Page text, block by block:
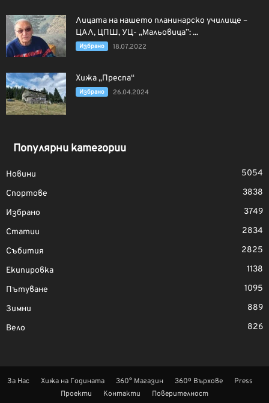
Лицата на нашето планинарско училище –
ЦАЛ, ЦПШ, УЦ- „Мальовица”: ...
Избрано 18.07.2022
Хижа „Преспа“
Избрано 26.04.2024
Популярни категории
Новини
5054
Спортове
3838
Избрано
3749
Статии
2834
Събития
2825
Екипировка
1138
Пътуване
1095
Зимни
889
Вело
826
За Нас Хижа на Годината 360° Магазин 360º Върхове
Press
Проекти
Контакти Поверителност